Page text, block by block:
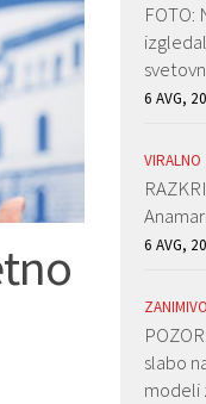
FOTO:
6 AVG,
VIRALNO
6 AVG,
slabo